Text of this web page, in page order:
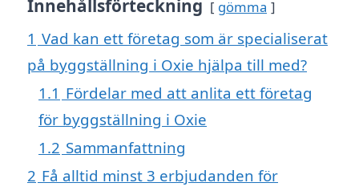
Innehållsförteckning gömma
1 Vad kan ett företag som är specialiserat
på byggställning i Oxie hjälpa till med?
1.1 Fördelar med att anlita ett företag
för byggställning i Oxie
1.2 Sammanfattning
2 Få alltid minst 3 erbjudanden för